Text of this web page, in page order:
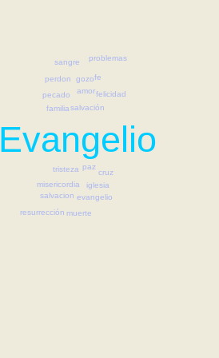
Evangelio
salvación
tristeza
amor
misericordia
pecado
paz
familia
iglesia
fe
gozo
perdon
salvacion evangelio
cruz
felicidad
problemas
sangre
resurrección muerte